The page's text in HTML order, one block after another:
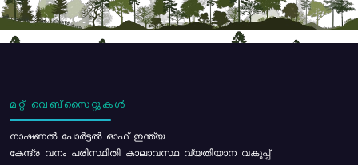
മറ്റ് വെബ്സൈറ്റുകൾ
നാഷണൽ പോർട്ടൽ ഓഫ് ഇന്ത്യ
കേന്ദ്ര വനം പരിസ്ഥിതി കാലാവസ്ഥ വ്യതിയാന വകുപ്പ്